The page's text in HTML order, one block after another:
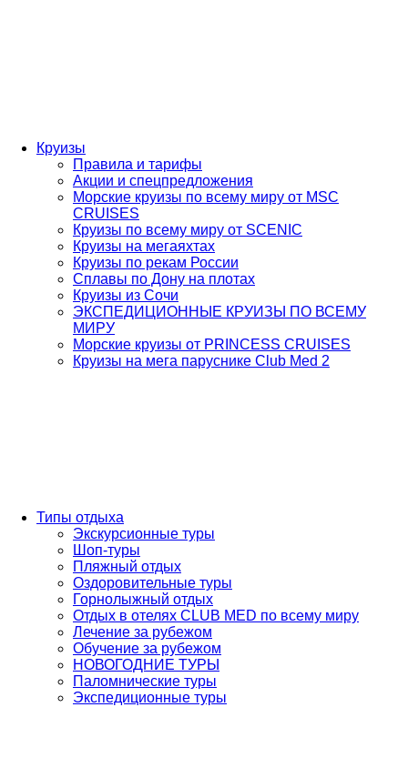
Круизы
Правила и тарифы
Акции и спецпредложения
Морские круизы по всему миру от MSC
CRUISES
Круизы по всему миру от SCENIC
Круизы на мегаяхтах
Круизы по рекам России
Сплавы по Дону на плотах
Круизы из Сочи
ЭКСПЕДИЦИОННЫЕ КРУИЗЫ ПО ВСЕМУ
МИРУ
Морские круизы от PRINCESS CRUISES
Круизы на мега паруснике Club Med 2
Типы отдыха
Экскурсионные туры
Шоп-туры
Пляжный отдых
Оздоровительные туры
Горнолыжный отдых
Отдых в отелях CLUB MED по всему миру
Лечение за рубежом
Обучение за рубежом
НОВОГОДНИЕ ТУРЫ
Паломнические туры
Экспедиционные туры